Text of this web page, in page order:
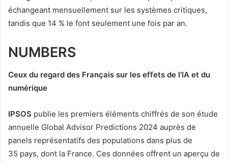
échangeant mensuellement sur les systèmes critiques,
tandis que 14 % le font seulement une fois par an.
NUMBERS
Ceux du regard des Français sur les effets de l’IA et du
numérique
IPSOS publie les premiers éléments chiffrés de son étude
annuelle Global Advisor Predictions 2024 auprès de
panels représentatifs des populations dans plus de
35 pays, dont la France. Ces données offrent un aperçu de